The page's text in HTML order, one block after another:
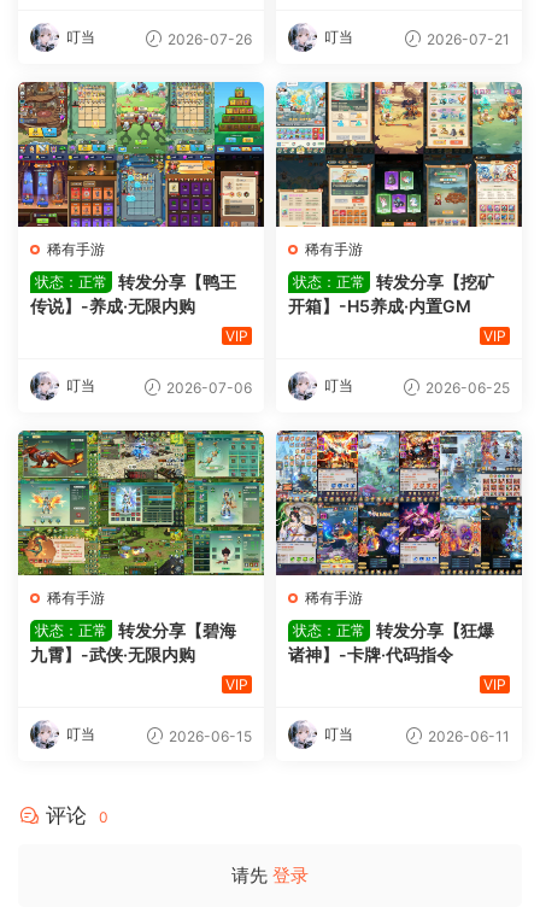
叮当 2026-07-26 叮当 2026-07-21
稀有手游
状态：正常
转发分享【鸭王
传说】-养成·无限内购
VIP
叮当 2026-07-06
稀有手游
状态：正常
转发分享【挖矿
开箱】-H5养成·内置GM
VIP
叮当 2026-06-25
稀有手游
状态：正常
转发分享【碧海
九霄】-武侠·无限内购
VIP
叮当 2026-06-15
稀有手游
状态：正常
转发分享【狂爆
诸神】-卡牌·代码指令
VIP
叮当 2026-06-11
评论 0
请先 登录